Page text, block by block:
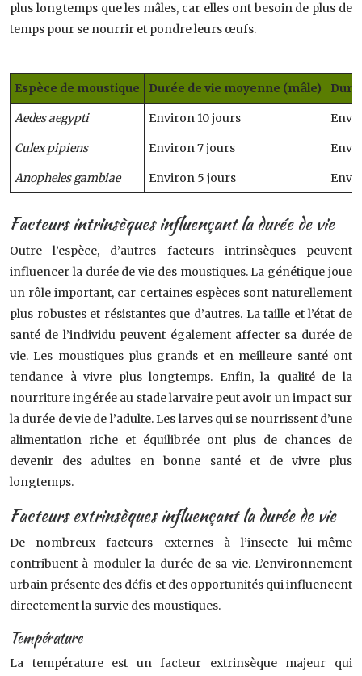
plus longtemps que les mâles, car elles ont besoin de plus de
temps pour se nourrir et pondre leurs œufs.
Espèce de moustique Durée de vie moyenne (mâle)
Aedes aegypti Environ 10 jours
Culex pipiens Environ 7 jours
Anopheles gambiae Environ 5 jours
Facteurs intrinsèques influençant la durée de vie
Outre l’espèce, d’autres facteurs intrinsèques peuvent
influencer la durée de vie des moustiques. La génétique joue
un rôle important, car certaines espèces sont naturellement
plus robustes et résistantes que d’autres. La taille et l’état de
santé de l’individu peuvent également affecter sa durée de
vie. Les moustiques plus grands et en meilleure santé ont
tendance à vivre plus longtemps. Enfin, la qualité de la
nourriture ingérée au stade larvaire peut avoir un impact sur
la durée de vie de l’adulte. Les larves qui se nourrissent d’une
alimentation riche et équilibrée ont plus de chances de
devenir des adultes en bonne santé et de vivre plus
longtemps.
Facteurs extrinsèques influençant la durée de vie
De nombreux facteurs externes à l’insecte lui-même
contribuent à moduler la durée de sa vie. L’environnement
urbain présente des défis et des opportunités qui influencent
directement la survie des moustiques.
Température
La température est un facteur extrinsèque majeur qui